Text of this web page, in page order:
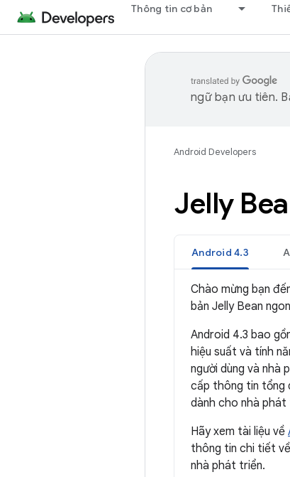
Thông tin cơ bản
ngữ bạn ưu tiên.
Android Developers
Jelly
Android 4.3
Chào mừng bạn
bản Jelly Bean
Android 4.3 bao
hiệu suất và tính
người dùng và nhà
cấp thông tin tổng
dành cho nhà phát
Hãy xem tài liệu về
thông tin chi tiết
nhà phát triển.